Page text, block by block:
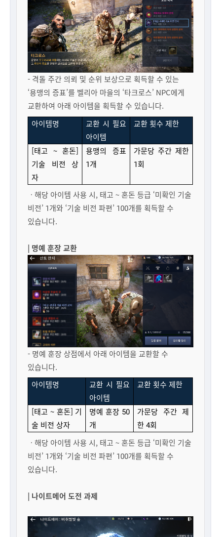
- 격돌 주간 의뢰 및 순위 보상으로 획득할 수 있는
‘용맹의 증표’를 벨리아 마을의 ‘타크로스’ NPC에게
교환하여 아래 아이템을 획득할 수 있습니다.
아이템명
교환 시 필요
아이템
교환 횟수 제한
[태고 ~ 혼돈]
기술 비전 상
자
용맹의 증표
1개
가문당주간 제한
1회
ㆍ해당 아이템 사용 시, 태고 ~ 혼돈 등급 ‘미확인 기술
비전’ 1개와 ‘기술 비전 파편’ 100개를 획득할 수
있습니다.
| 명예 훈장 교환
- 명예 훈장 상점에서 아래 아이템을 교환할 수
있습니다.
아이템명
교환 시 필요
아이템
교환 횟수 제한
[태고 ~ 혼돈] 기
술 비전 상자
명예 훈장 50
개
가문당 주간 제
한 4회
ㆍ해당 아이템 사용 시, 태고 ~ 혼돈 등급 ‘미확인 기술
비전’ 1개와 ‘기술 비전 파편’ 100개를 획득할 수
있습니다.
| 나이트메어 도전 과제